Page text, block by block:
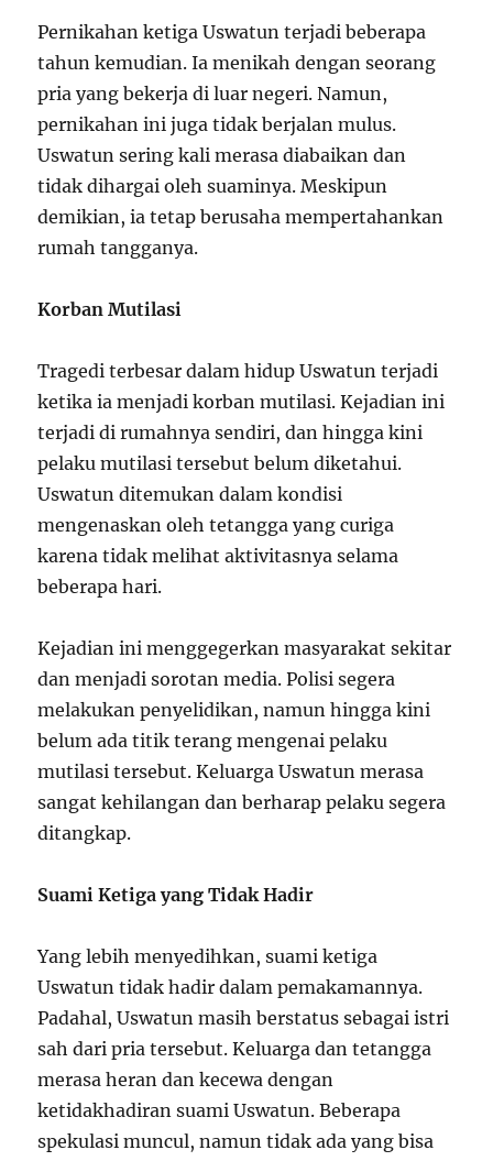
Pernikahan ketiga Uswatun terjadi beberapa
tahun kemudian. Ia menikah dengan seorang
pria yang bekerja di luar negeri. Namun,
pernikahan ini juga tidak berjalan mulus.
Uswatun sering kali merasa diabaikan dan
tidak dihargai oleh suaminya. Meskipun
demikian, ia tetap berusaha mempertahankan
rumah tangganya.
Korban Mutilasi
Tragedi terbesar dalam hidup Uswatun terjadi
ketika ia menjadi korban mutilasi. Kejadian ini
terjadi di rumahnya sendiri, dan hingga kini
pelaku mutilasi tersebut belum diketahui.
Uswatun ditemukan dalam kondisi
mengenaskan oleh tetangga yang curiga
karena tidak melihat aktivitasnya selama
beberapa hari.
Kejadian ini menggegerkan masyarakat sekitar
dan menjadi sorotan media. Polisi segera
melakukan penyelidikan, namun hingga kini
belum ada titik terang mengenai pelaku
mutilasi tersebut. Keluarga Uswatun merasa
sangat kehilangan dan berharap pelaku segera
ditangkap.
Suami Ketiga yang Tidak Hadir
Yang lebih menyedihkan, suami ketiga
Uswatun tidak hadir dalam pemakamannya.
Padahal, Uswatun masih berstatus sebagai istri
sah dari pria tersebut. Keluarga dan tetangga
merasa heran dan kecewa dengan
ketidakhadiran suami Uswatun. Beberapa
spekulasi muncul, namun tidak ada yang bisa